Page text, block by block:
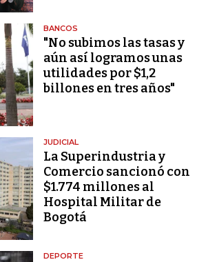
BANCOS
"No subimos las tasas y
aún así logramos unas
utilidades por $1,2
billones en tres años"
JUDICIAL
La Superindustria y
Comercio sancionó con
$1.774 millones al
Hospital Militar de
Bogotá
DEPORTE